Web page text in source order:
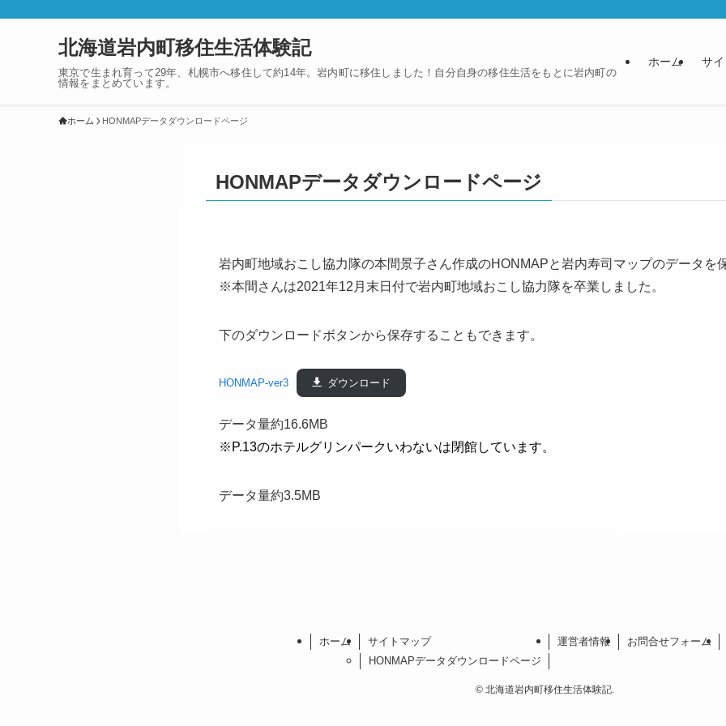
北海道岩内町移住生活体験記
東京で生まれ育って29年、札幌市へ移住して約14年。岩内町に移住しました！自分自身の移住生活をもとに岩内町の
情報をまとめています。
ホーム サ
ホーム HONMAPデータダウンロードページ
HONMAPデータダウンロードページ
岩内町地域おこし協力隊の本間景子さん作成のHONMAPと岩内寿司マップのデータを
※本間さんは2021年12月末日付で岩内町地域おこし協力隊を卒業しました。
下のダウンロードボタンから保存することもできます。
HONMAP-ver3 ダウンロード
データ量約16.6MB
※P.13のホテルグリンパークいわないは閉館しています。
データ量約3.5MB
ホーム
サイトマップ
HONMAPデータダウンロードページ
運営者情報 お問合せフォーム
©北海道岩内町移住生活体験記.